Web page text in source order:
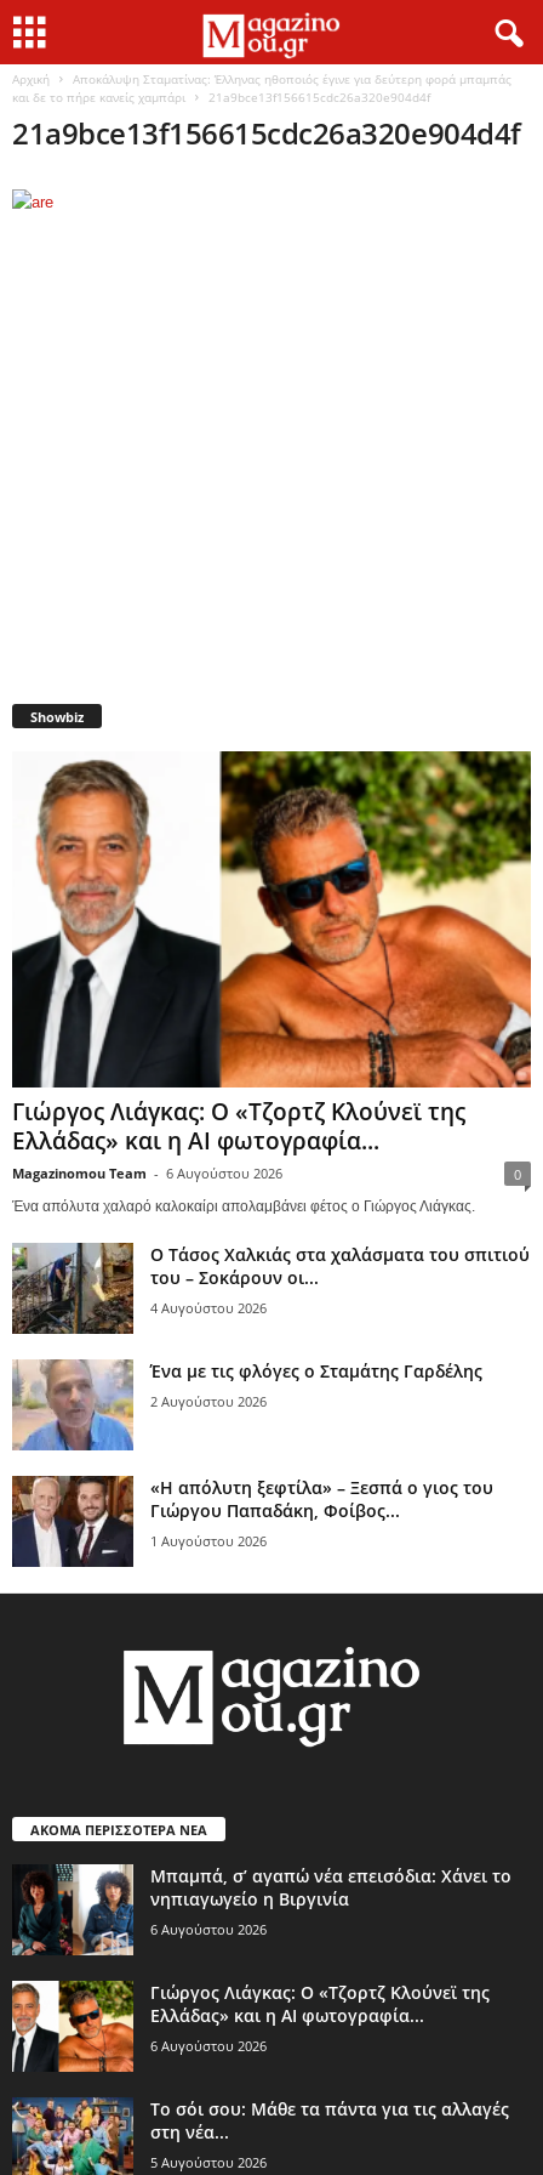
Αρχική
Αποκάλυψη Σταματίνας: Έλληνας ηθοποιός έγινε για δεύτερη φορά μπαμπάς
και δε το πήρε κανείς χαμπάρι
21a9bce13f156615cdc26a320e904d4f
21a9bce13f156615cdc26a320e904d4f
Showbiz
Γιώργος Λιάγκας: Ο «Τζορτζ Κλούνεϊ της
Ελλάδας» και η AI φωτογραφία...
Magazinomou Team - 6 Αυγούστου 2026 0
Ένα απόλυτα χαλαρό καλοκαίρι απολαμβάνει φέτος ο Γιώργος Λιάγκας.
Ο Τάσος Χαλκιάς στα χαλάσματα του σπιτιού
του – Σοκάρουν οι...
4 Αυγούστου 2026
Ένα με τις φλόγες ο Σταμάτης Γαρδέλης
2 Αυγούστου 2026
«Η απόλυτη ξεφτίλα» – Ξεσπά ο γιος του
Γιώργου Παπαδάκη, Φοίβος...
1 Αυγούστου 2026
ΑΚΟΜΑ ΠΕΡΙΣΣΟΤΕΡΑ ΝΕΑ
Μπαμπά, σ’ αγαπώ νέα επεισόδια: Χάνει το
νηπιαγωγείο η Βιργινία
6 Αυγούστου 2026
Γιώργος Λιάγκας: Ο «Τζορτζ Κλούνεϊ της
Ελλάδας» και η AI φωτογραφία...
6 Αυγούστου 2026
Το σόι σου: Μάθε τα πάντα για τις αλλαγές
στη νέα...
5 Αυγούστου 2026